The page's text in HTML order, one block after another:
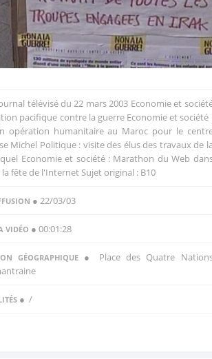
télévisé du 22 mars 2003 Economie et
pacifique contre la guerre Economie et société
opération humanitaire au Maroc pour le
Michel Politique : visite des élus des travaux de
Economie et société : Marathon du Web
la fête de l'Internet Sujet original : B10
● 22/03/03
VIDÉO ● 00:01:28
GÉOGRAPHIQUE ● Place des Quatre
● /